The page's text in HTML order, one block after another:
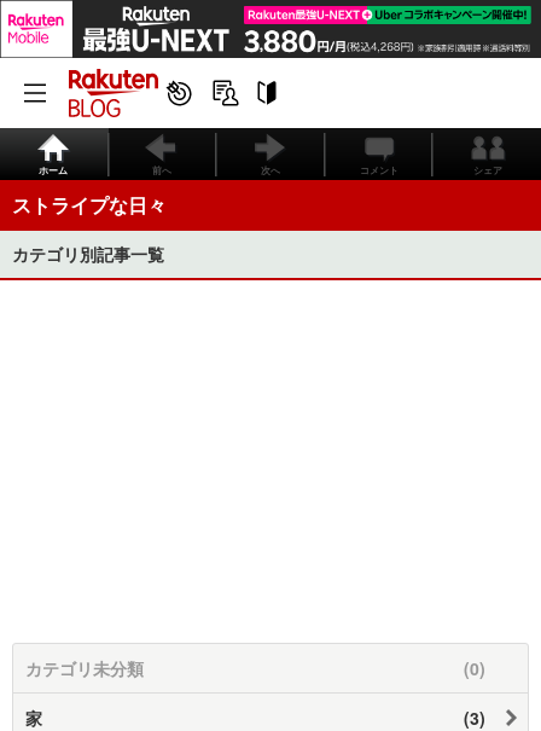
ホーム 前へ 次へ コメント シェア
ストライプな日々
カテゴリ別記事一覧
カテゴリ未分類 (0)
家 (3)